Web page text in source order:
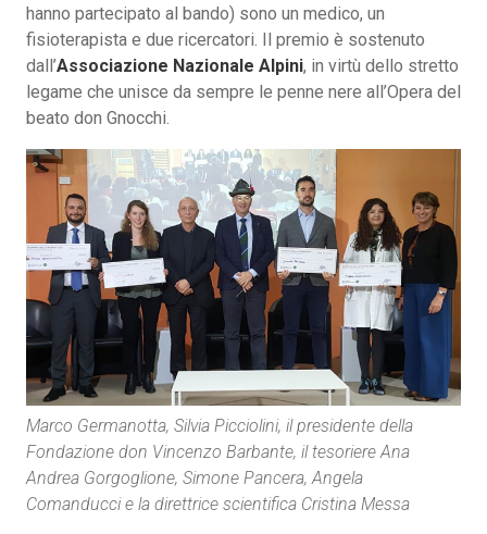
hanno partecipato al bando) sono un medico, un
fisioterapista e due ricercatori. Il premio è sostenuto
dall’Associazione Nazionale Alpini, in virtù dello stretto
legame che unisce da sempre le penne nere all’Opera del
beato don Gnocchi.
Marco Germanotta, Silvia Picciolini, il presidente della
Fondazione don Vincenzo Barbante, il tesoriere Ana
Andrea Gorgoglione, Simone Pancera, Angela
Comanducci e la direttrice scientifica Cristina Messa